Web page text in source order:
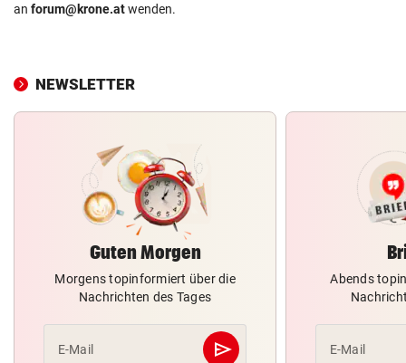
an forum@krone.atwenden.
NEWSLETTER
Guten Morgen
Morgens topinformiert über die
Nachrichten des Tages
E-Mail send
Abschicken
Abends
E-Mail